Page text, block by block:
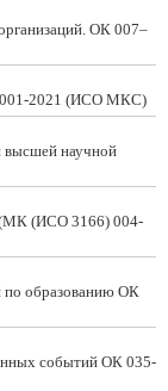
ОК 007–
001-2021 (ИСО МКС)
высшей научной
(МК (ИСО 3166) 004-
по образованию ОК
событий ОК 035-